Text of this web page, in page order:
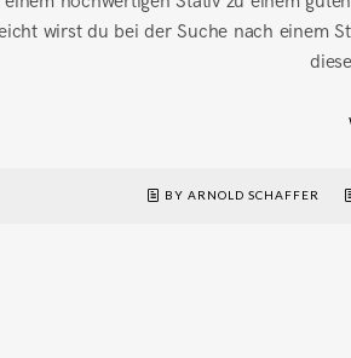
wirst du bei der Suche nach einem
BY ARNOLD SCHAFFER